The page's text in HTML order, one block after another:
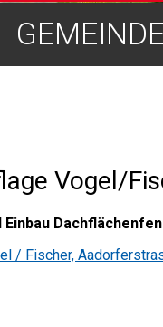
GEMEINDE
Vogel/
/ Fischer,